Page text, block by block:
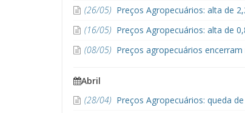
(26/05) Preços Agropecuários: alta de
(16/05) Preços Agropecuários: alta de
(08/05) Preços agropecuários
Abril
(28/04) Preços Agropecuários: queda